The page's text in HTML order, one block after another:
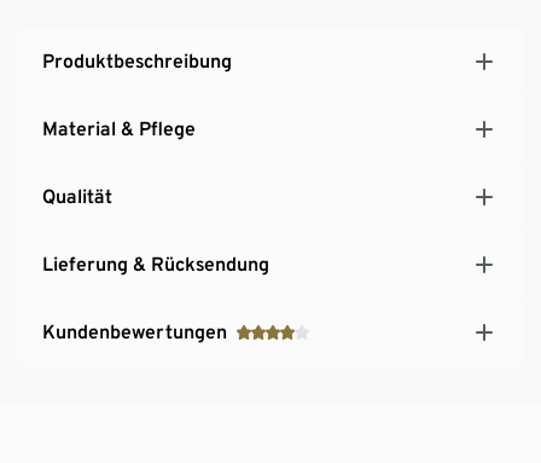
Produktbeschreibung
Material & Pflege
Qualität
Lieferung & Rücksendung
Kundenbewertungen